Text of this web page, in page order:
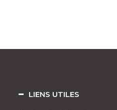
LIENS UTILES